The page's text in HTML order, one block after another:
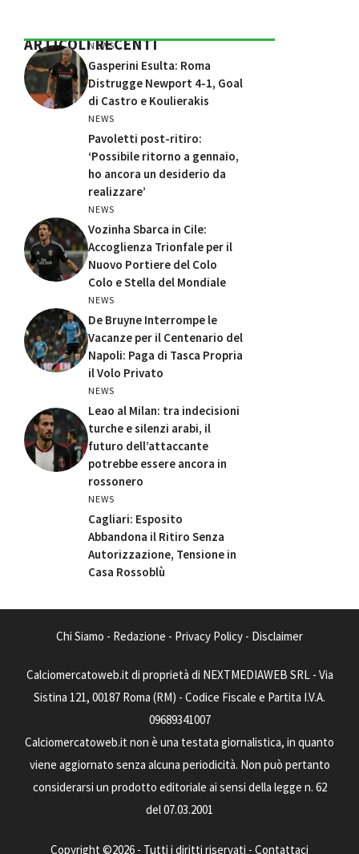
ARTICOLI RECENTI
NEWS
Gasperini Esulta: Roma
Distrugge Newport 4-1, Goal
di Castro e Koulierakis
NEWS
Pavoletti post-ritiro:
‘Possibile ritorno a gennaio,
ho ancora un desiderio da
realizzare’
NEWS
Vozinha Sbarca in Cile:
Accoglienza Trionfale per il
Nuovo Portiere del Colo
Colo e Stella del Mondiale
NEWS
De Bruyne Interrompe le
Vacanze per il Centenario del
Napoli: Paga di Tasca Propria
il Volo Privato
NEWS
Leao al Milan: tra indecisioni
turche e silenzi arabi, il
futuro dell’attaccante
potrebbe essere ancora in
rossonero
NEWS
Cagliari: Esposito
Abbandona il Ritiro Senza
Autorizzazione, Tensione in
Casa Rossoblù
Chi Siamo - Redazione - Privacy Policy - Disclaimer
Calciomercatoweb.it di proprietà di NEXTMEDIAWEB SRL - Via
Sistina 121, 00187 Roma (RM) - Codice Fiscale e Partita I.V.A.
09689341007
Calciomercatoweb.it non è una testata giornalistica, in quanto
viene aggiornato senza alcuna periodicità. Non può pertanto
considerarsi un prodotto editoriale ai sensi della legge n. 62
del 07.03.2001
Copyright ©2026 - Tutti i diritti riservati - Contattaci